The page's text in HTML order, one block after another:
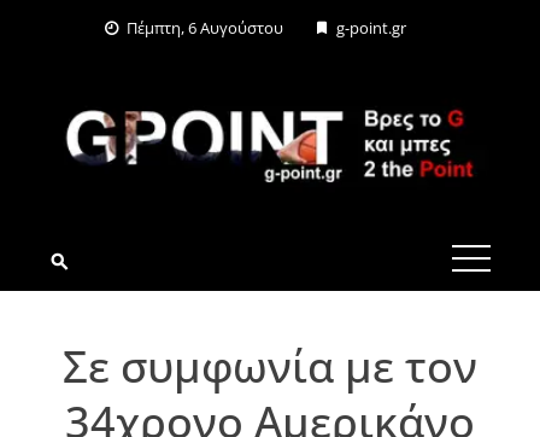
Πέμπτη, 6 Αυγούστου g-point.gr
G-POINT.GR
Σε συμφωνία με τον
34χρονο Αμερικάνο